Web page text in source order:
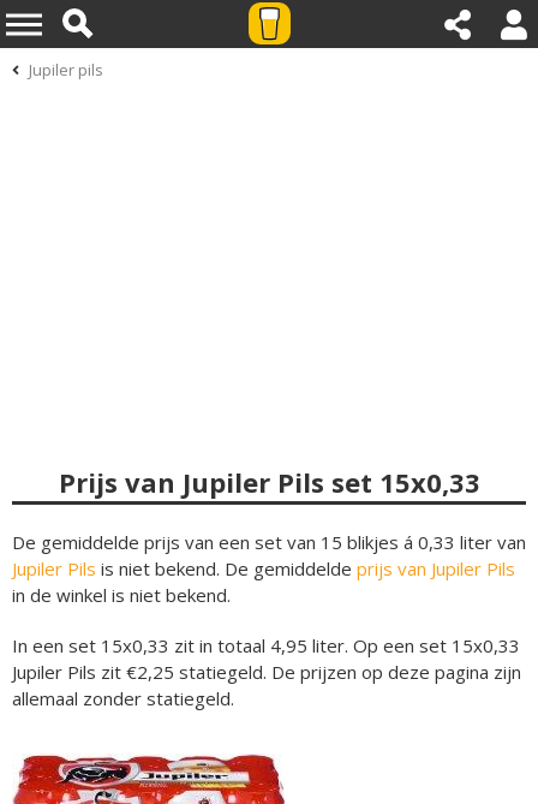
Jupiler pils
Prijs van Jupiler Pils set 15x0,33
De gemiddelde prijs van een set van 15 blikjes á 0,33 liter van
Jupiler Pils is niet bekend. De gemiddelde prijs van Jupiler Pils
in de winkel is niet bekend.
In een set 15x0,33 zit in totaal 4,95 liter. Op een set 15x0,33
Jupiler Pils zit €2,25 statiegeld. De prijzen op deze pagina zijn
allemaal zonder statiegeld.